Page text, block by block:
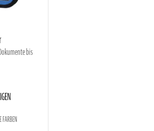
bis
FARBEN